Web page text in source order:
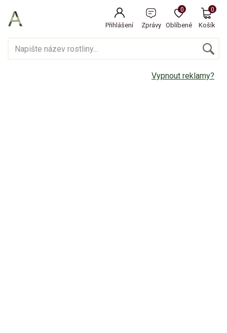
Přihlášení Zprávy Oblíbené
0
Košík
0
Vypnout reklamy?